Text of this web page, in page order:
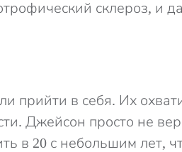
склероз, и
прийти в себя. Их
Джейсон просто не
в 20 с небольшим лет,